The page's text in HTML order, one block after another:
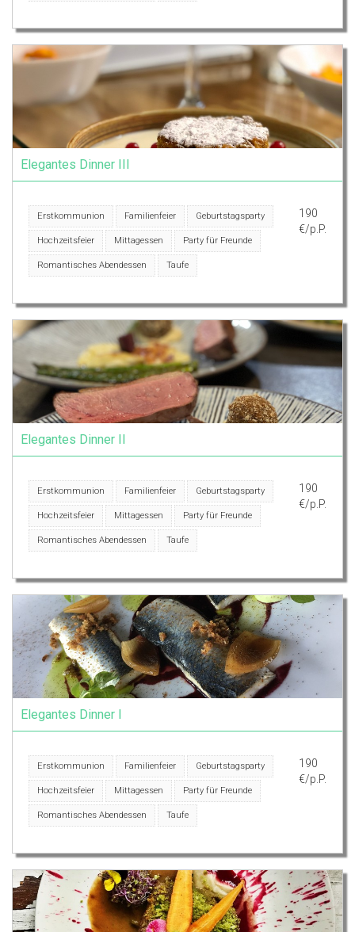
Elegantes Dinner III
Erstkommunion Familienfeier Geburtstagsparty
Hochzeitsfeier Mittagessen Party für Freunde
Romantisches Abendessen Taufe
190
€/p.P.
Elegantes Dinner II
Erstkommunion Familienfeier Geburtstagsparty
Hochzeitsfeier Mittagessen Party für Freunde
Romantisches Abendessen Taufe
190
€/p.P.
Elegantes Dinner I
Erstkommunion Familienfeier Geburtstagsparty
Hochzeitsfeier Mittagessen Party für Freunde
Romantisches Abendessen Taufe
190
€/p.P.